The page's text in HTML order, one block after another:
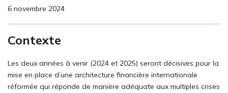
6 novembre 2024
Contexte
Les deux années à venir (2024 et 2025) seront décisives pour la
mise en place d’une architecture financière internationale
réformée qui réponde de manière adéquate aux multiples crises